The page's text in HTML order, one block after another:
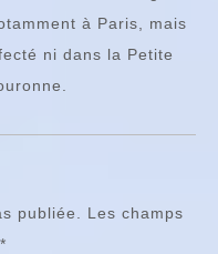
à Paris, mais
ni dans la Petite
publiée.
Les champs
*